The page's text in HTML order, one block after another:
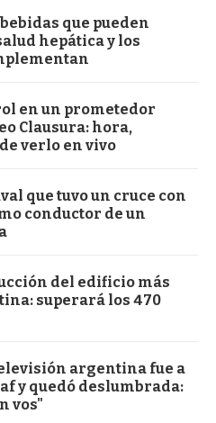
que pueden
hepática y los
en un prometedor
Clausura: hora,
verlo en vivo
que tuvo un cruce con
conductor de un
del edificio más
superará los 470
argentina fue a
y quedó deslumbrada:
vos"